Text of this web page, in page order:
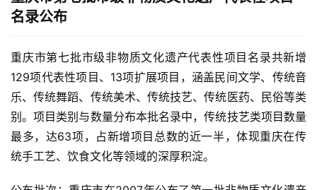
名录公布
重庆市第七批市级非物质文化遗产代表性项目名录共新增
129项代表性项目、13项扩展项目，涵盖民间文学、传统音
乐、传统舞蹈、传统美术、传统技艺、传统医药、民俗等类
别。项目类别与数量分布本批名录中，传统技艺类项目数量
最多，达63项，占新增项目总数的近一半，体现重庆在传
统手工艺、饮食文化等领域的深厚积淀。